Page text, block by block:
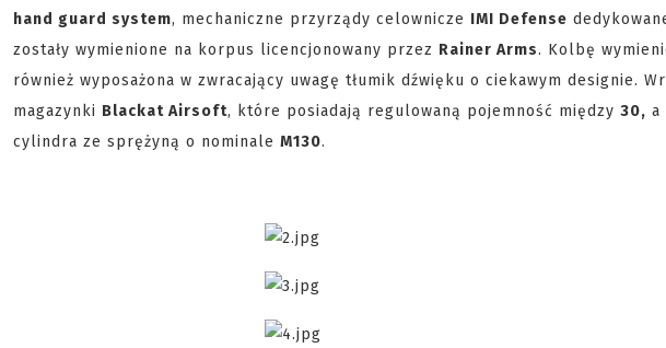
hand guard system, mechaniczne przyrządy celownicze IMI Defense
zostały wymienione na korpus licencjonowany przez Rainer Arms. Kolbę
również wyposażona w zwracający uwagę tłumik dźwięku o ciekawym designie.
magazynki Blackat Airsoft, które posiadają regulowaną pojemność między 30, a
cylindra ze sprężyną o nominale M130.